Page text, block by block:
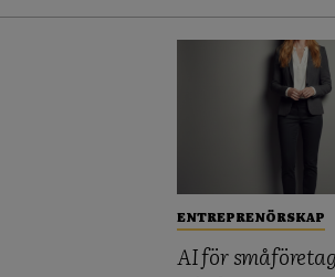
ENTREPRENÖRSKAP
AI för